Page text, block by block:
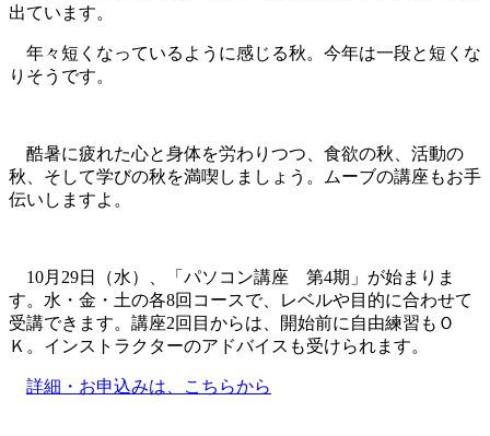
出ています。
年々短くなっているように感じる秋。今年は一段と短くな
りそうです。
酷暑に疲れた心と身体を労わりつつ、食欲の秋、活動の
秋、そして学びの秋を満喫しましょう。ムーブの講座もお手
伝いしますよ。
10月29日（水）、「パソコン講座 第4期」が始まりま
す。水・金・土の各8回コースで、レベルや目的に合わせて
受講できます。講座2回目からは、開始前に自由練習もＯ
Ｋ。インストラクターのアドバイスも受けられます。
詳細・お申込みは、こちらから